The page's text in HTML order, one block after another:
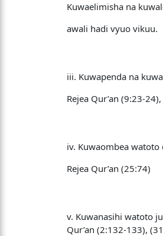
Kuwaelimisha na
awali hadi vyuo vikuu.
iii. Kuwapenda na
Rejea Qur’an (9:23-
iv. Kuwaombea
Rejea Qur’an (25:74)
v. Kuwanasihi watoto
Qur’an (2:132-133),